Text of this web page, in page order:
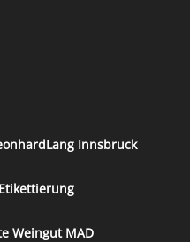
Innsbruck
Weingut MAD